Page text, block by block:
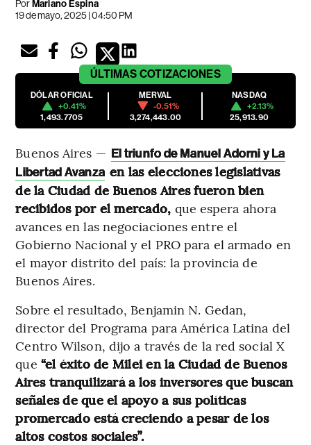
PorMariano Espina
19 de mayo, 2025 | 04:50 PM
ÚLTIMAS COTIZACIONES
DÓLAR OFICIAL
+0.41%
1,493.7705
MERVAL
-0.51%
3,274,443.00
NASDAQ
+2.13%
25,913.90
Buenos Aires — El triunfo de Manuel Adorni y La
Libertad Avanza en las elecciones legislativas
de la Ciudad de Buenos Aires fueron bien
recibidos por el mercado, que espera ahora
avances en las negociaciones entre el
Gobierno Nacional y el PRO para el armado en
el mayor distrito del país: la provincia de
Buenos Aires.
Sobre el resultado, Benjamin N. Gedan,
director del Programa para América Latina del
Centro Wilson, dijo a través de la red social X
que “el éxito de Milei en la Ciudad de Buenos
Aires tranquilizará a los inversores que buscan
señales de que el apoyo a sus políticas
promercado está creciendo a pesar de los
altos costos sociales”.